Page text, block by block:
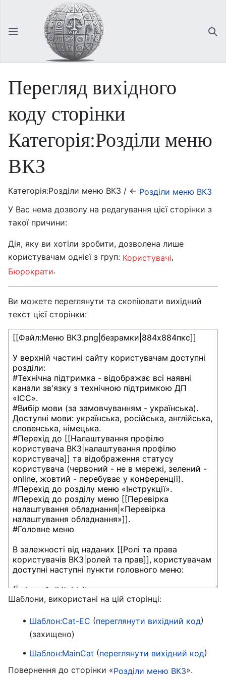
Відкрити головне меню
Перегляд вихідного
коду сторінки
Категорія:Розділи меню
ВКЗ
Категорія:Розділи меню ВКЗ / ← Розділи меню ВКЗ
У Вас нема дозволу на редагування цієї сторінки з
такої причини:
Дія, яку ви хотіли зробити, дозволена лише
користувачам однієї з груп: Користувачі,
Бюрократи.
Ви можете переглянути та скопіювати вихідний
текст цієї сторінки:
Шаблони, використані на цій сторінці:
Шаблон:Cat-EC (переглянути вихідний код)
(захищено)
Шаблон:MainCat (переглянути вихідний код)
Повернення до сторінки «Розділи меню ВКЗ».